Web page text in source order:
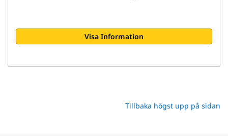
Visa Information
Tillbaka högst upp på sidan